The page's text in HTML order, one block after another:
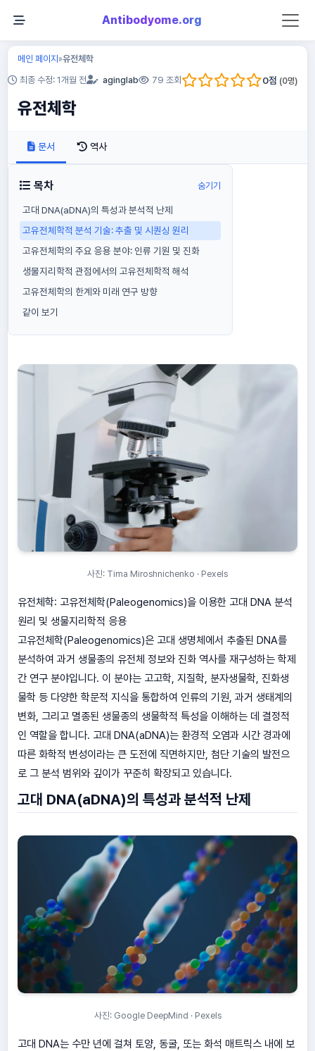
Antibodyome.org
메인 페이지»유전체학
최종 수정: 1개월 전 aginglab 79 조회 0점 (0명)
유전체학
문서 역사
목차 숨기기
고대 DNA(aDNA)의 특성과 분석적 난제
고유전체학적 분석 기술: 추출 및 시퀀싱 원리
고유전체학의 주요 응용 분야: 인류 기원 및 진화
생물지리학적 관점에서의 고유전체학적 해석
고유전체학의 한계와 미래 연구 방향
같이 보기
사진: Tima Miroshnichenko · Pexels
유전체학: 고유전체학(Paleogenomics)을 이용한 고대 DNA 분석
원리 및 생물지리학적 응용
고유전체학(Paleogenomics)은 고대 생명체에서 추출된 DNA를
분석하여 과거 생물종의 유전체 정보와 진화 역사를 재구성하는 학제
간 연구 분야입니다. 이 분야는 고고학, 지질학, 분자생물학, 진화생
물학 등 다양한 학문적 지식을 통합하여 인류의 기원, 과거 생태계의
변화, 그리고 멸종된 생물종의 생물학적 특성을 이해하는 데 결정적
인 역할을 합니다. 고대 DNA(aDNA)는 환경적 오염과 시간 경과에
따른 화학적 변성이라는 큰 도전에 직면하지만, 첨단 기술의 발전으
로 그 분석 범위와 깊이가 꾸준히 확장되고 있습니다.
고대 DNA(aDNA)의 특성과 분석적 난제
사진: Google DeepMind · Pexels
고대 DNA는 수만 년에 걸쳐 토양, 동굴, 또는 화석 매트릭스 내에 보